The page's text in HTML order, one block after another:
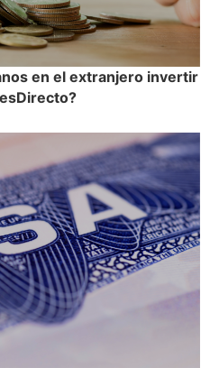
en el extranjero invertir